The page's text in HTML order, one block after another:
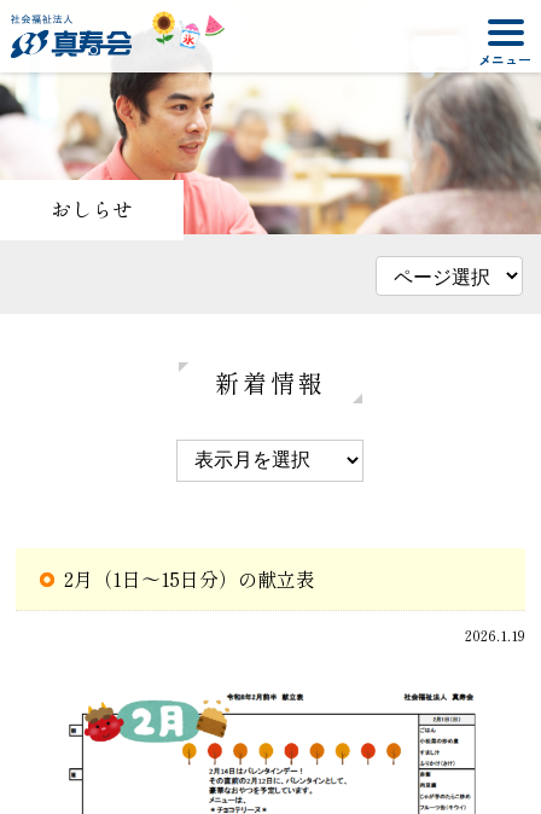
おしらせ
新着情報
2月（1日～15日分）の献立表
2026.1.19